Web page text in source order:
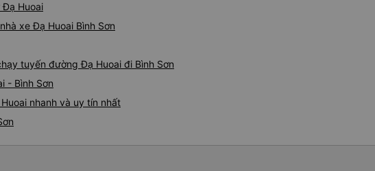
Đạ Huoai
xe Đạ Huoai Bình Sơn
tuyến đường Đạ Huoai đi Bình Sơn
- Bình Sơn
nhanh và uy tín nhất